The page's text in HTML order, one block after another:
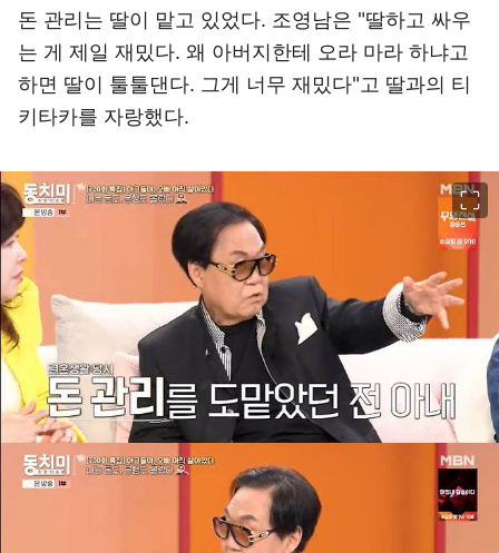
돈 관리는 딸이 맡고 있었다. 조영남은 "딸하고 싸우
는 게 제일 재밌다. 왜 아버지한테 오라 마라 하냐고
하면 딸이 툴툴댄다. 그게 너무 재밌다"고 딸과의 티
키타카를 자랑했다.